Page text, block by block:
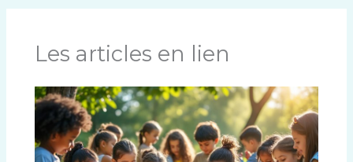
Les articles en lien